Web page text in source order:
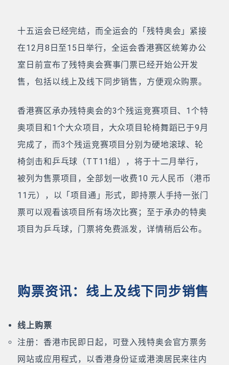
十五运会已经完结，而全运会的「残特奥会」紧接
在12月8日至15日举行，全运会香港赛区统筹办公
室日前宣布了残特奥会赛事门票已经开始公开发
售，包括以线上及线下同步销售，方便观众购票。
香港赛区承办残特奥会的3个残运竞赛项目、1个特
奥项目和1个大众项目，大众项目轮椅舞蹈已于9月
完成了，而3个残运竞赛项目分别为硬地滚球、轮
椅剑击和乒乓球（TT11组），将于十二月举行，
被列为售票项目，全部划一收费10 元人民币（港币
11元），以「项目通」形式，即持票人手持一张门
票可以观看该项目所有场次比赛；至于承办的特奥
项目为乒乓球，门票将免费派发，详情稍后公布。
购票资讯：线上及线下同步销售
线上购票
注册：香港市民即日起，可登入残特奥会官方票务
网站或应用程式，以香港身份证或港澳居民来往内